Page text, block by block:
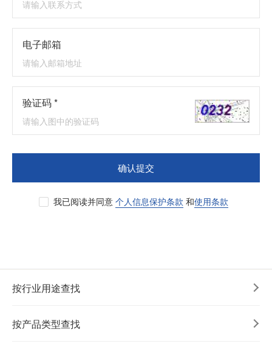
电子邮箱
验证码 *
确认提交
我已阅读并同意 个人信息保护条款 和使用条款
按行业用途查找
按产品类型查找